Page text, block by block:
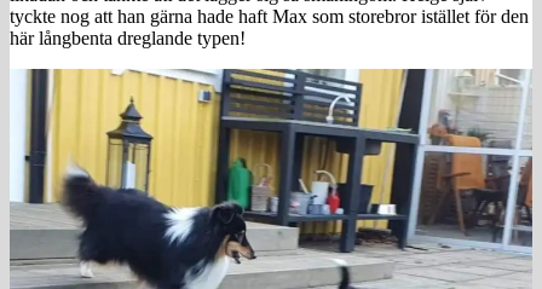
tyckte nog att han gärna hade haft Max som storebror istället för den
här långbenta dreglande typen!